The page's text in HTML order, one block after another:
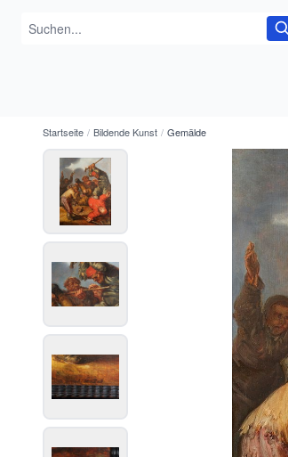
Startseite / Bildende Kunst / Gemälde